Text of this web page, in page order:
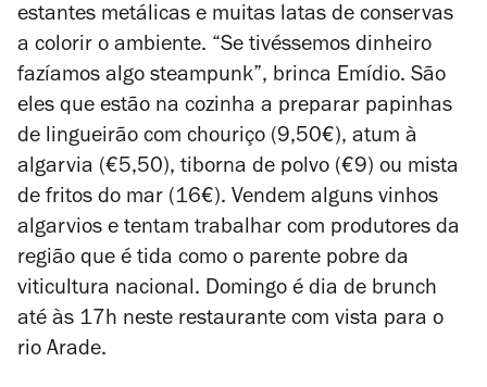
estantes metálicas e muitas latas de conservas
a colorir o ambiente. “Se tivéssemos dinheiro
fazíamos algo steampunk”, brinca Emídio. São
eles que estão na cozinha a preparar papinhas
de lingueirão com chouriço (9,50€), atum à
algarvia (€5,50), tiborna de polvo (€9) ou mista
de fritos do mar (16€). Vendem alguns vinhos
algarvios e tentam trabalhar com produtores da
região que é tida como o parente pobre da
viticultura nacional. Domingo é dia de brunch
até às 17h neste restaurante com vista para o
rio Arade.